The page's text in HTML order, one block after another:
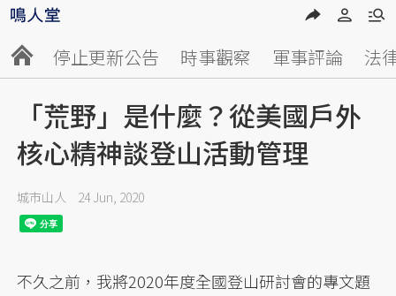
停止更新公告 時事觀察 軍事評論 法
「荒野」是什麼？從美國戶外
核心精神談登山活動管理
城市山人 24 Jun, 2020
不久之前，我將2020年度全國登山研討會的專文題